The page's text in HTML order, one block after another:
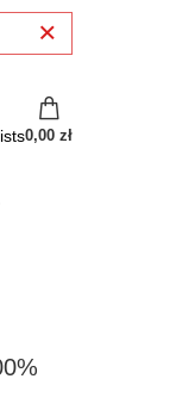
0,00 zł